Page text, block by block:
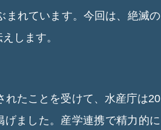
まれています。今回は、絶滅の
します。
れたことを受けて、水産庁は20
ました。産学連携で精力的に